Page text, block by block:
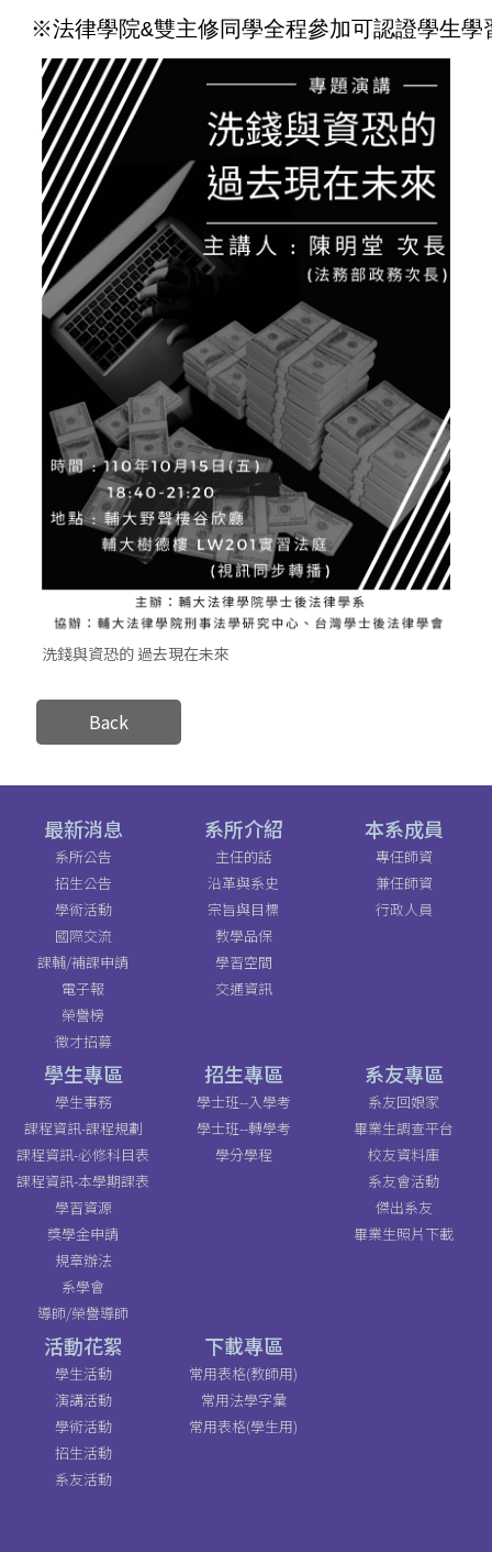
※法律學院&雙主修同學全程參加可認證學生
洗錢與資恐的 過去現在未來
Back
最新消息
系所公告
招生公告
學術活動
國際交流
課輔/補課申請
電子報
榮譽榜
徵才招募
系所介紹
主任的話
沿革與系史
宗旨與目標
教學品保
學習空間
交通資訊
本系成員
專任師資
兼任師資
行政人員
學生專區
學生事務
課程資訊-課程規劃
課程資訊-必修科目表
課程資訊-本學期課表
學習資源
獎學金申請
規章辦法
系學會
導師/榮譽導師
招生專區
學士班--入學考
學士班--轉學考
學分學程
系友專區
系友回娘家
畢業生調查平台
校友資料庫
系友會活動
傑出系友
畢業生照片下載
活動花絮
學生活動
演講活動
學術活動
招生活動
系友活動
下載專區
常用表格(教師用)
常用法學字彙
常用表格(學生用)